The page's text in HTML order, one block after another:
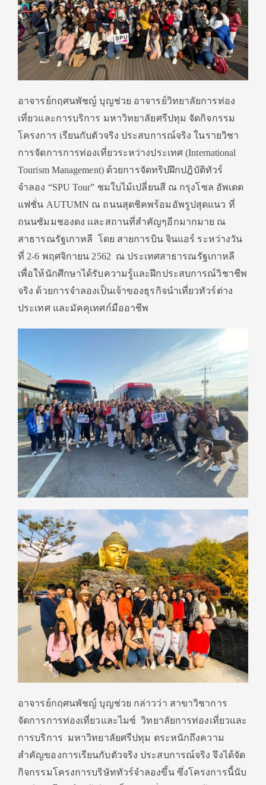
อาจารย์กฤศนพัชญ์ บุญช่วย อาจารย์วิทยาลัยการท่อง
เที่ยวและการบริการ มหาวิทยาลัยศรีปทุม จัดกิจกรรม
โครงการ เรียนกับตัวจริง ประสบการณ์จริง ในรายวิชา
การจัดการการท่องเที่ยวระหว่างประเทศ (International
Tourism Management) ด้วยการจัดทริปฝึกปฎิบัติทัวร์
จำลอง “SPU Tour” ชมใบไม้เปลี่ยนสี ณ กรุงโซล อัพเดต
แฟชั่น AUTUMN ณ ถนนสุดชิคพร้อมอัพรูปสุดแนว ที่
ถนนซัมมชองดง และสถานที่สำคัญๆอีกมากมาย ณ
สาธารณรัฐเกาหลี โดย สายการบิน จินแอร์ ระหว่างวัน
ที่ 2-6 พฤศจิกายน 2562 ณ ประเทศสาธารณรัฐเกาหลี
เพื่อให้นักศึกษาได้รับความรู้และฝึกประสบการณ์วิชาชีพ
จริง ด้วยการจำลองเป็นเจ้าของธุรกิจนำเที่ยวทัวร์ต่าง
ประเทศ และมัคคุเทศก์มืออาชีพ
อาจารย์กฤศนพัชญ์ บุญช่วย กล่าวว่า สาขาวิชาการ
จัดการการท่องเที่ยวและไมซ์ วิทยาลัยการท่องเที่ยวและ
การบริการ มหาวิทยาลัยศรีปทุม ตระหนักถึงความ
สำคัญของการเรียนกับตัวจริง ประสบการณ์จริง จึงได้จัด
กิจกรรมโครงการบริษัททัวร์จำลองขึ้น ซึ่งโครงการนี้นับ